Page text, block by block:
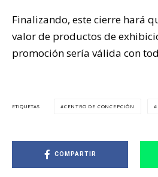
Finalizando, este cierre hará
valor de productos de
promoción sería válida con
ETIQUETAS CENTRO DE CONCEPCIÓN
COMPARTIR